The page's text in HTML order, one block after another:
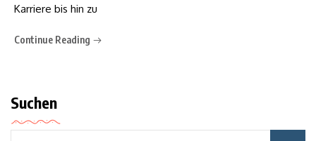
Karriere bis hin zu
Continue Reading
Suchen